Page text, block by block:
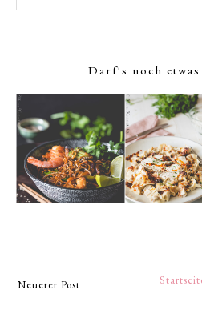
Darf's noch etwas
Neuerer Post